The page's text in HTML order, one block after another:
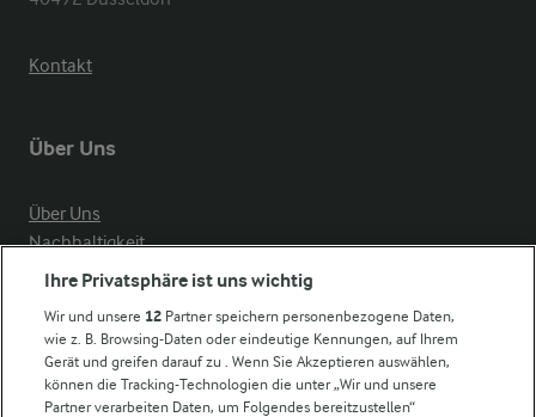
Kontakt
Über Uns
Über Uns
Nachhaltigkeit
Compliance
Arla in anderen Ländern
Ihre Privatsphäre ist uns wichtig
Wir und unsere 12 Partner speichern personenbezogene Daten,
wie z. B. Browsing-Daten oder eindeutige Kennungen, auf Ihrem
Gerät und greifen darauf zu . Wenn Sie Akzeptieren auswählen,
können die Tracking-Technologien die unter „Wir und unsere
Partner verarbeiten Daten, um Folgendes bereitzustellen“